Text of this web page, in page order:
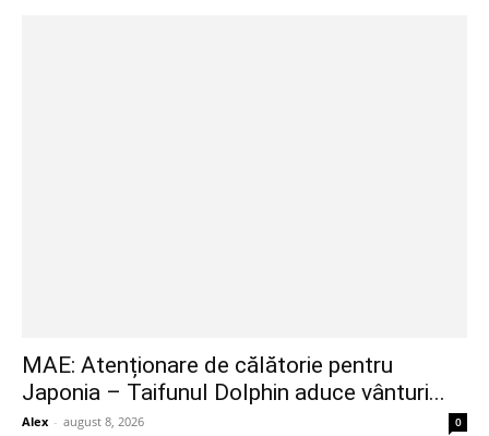
MAE: Atenționare de călătorie pentru
Japonia – Taifunul Dolphin aduce vânturi...
Alex - august 8, 2026 0